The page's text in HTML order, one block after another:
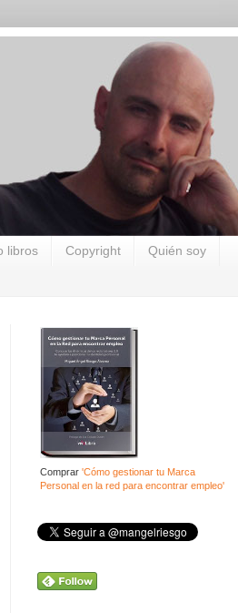
libros Copyright Quién soy
Comprar 'Cómo gestionar tu Marca
Personal en la red para encontrar empleo'